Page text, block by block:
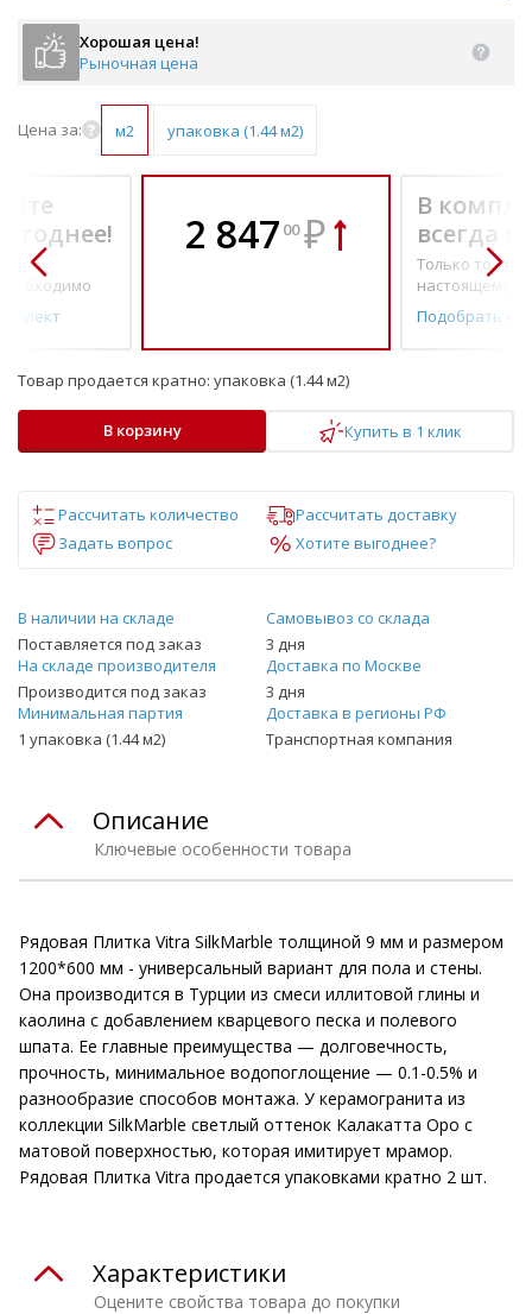
Хорошая цена!
Рыночная цена
Цена за: м2 упаковка (1.44 м2)
по-
2 847 00 ₽
В
всегда
Только то, что
настоящему
Подобрать
Товар продается кратно: упаковка (1.44 м2)
В корзину Купить в 1 клик
Рассчитать количество
Рассчитать доставку
Задать вопрос
Хотите выгоднее?
В наличии на складе
Поставляется под заказ
Самовывоз со склада
3 дня
На складе производителя
Производится под заказ
Доставка по Москве
3 дня
Минимальная партия
1 упаковка (1.44 м2)
Доставка в регионы РФ
Транспортная компания
Ключевые особенности товара
Описание
Рядовая Плитка Vitra SilkMarble толщиной 9 мм и размером
1200*600 мм - универсальный вариант для пола и стены.
Она производится в Турции из смеси иллитовой глины и
каолина с добавлением кварцевого песка и полевого
шпата. Ее главные преимущества — долговечность,
прочность, минимальное водопоглощение — 0.1-0.5% и
разнообразие способов монтажа. У керамогранита из
коллекции SilkMarble светлый оттенок Калакатта Оро с
матовой поверхностью, которая имитирует мрамор.
Рядовая Плитка Vitra продается упаковками кратно 2 шт.
Оцените свойства товара до покупки
Характеристики